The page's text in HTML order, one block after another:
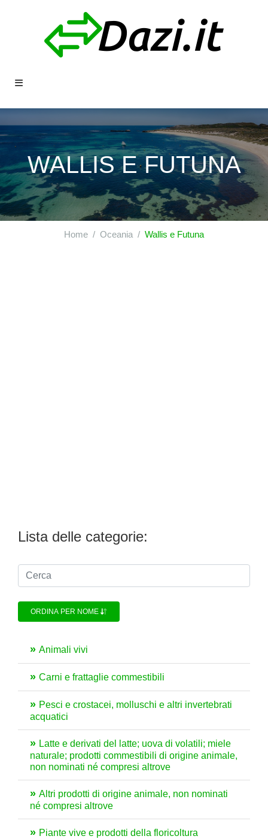
WALLIS E FUTUNA
Home Oceania Wallis e Futuna
Lista delle categorie:
ORDINA PER NOME
Animali vivi
Carni e frattaglie commestibili
Pesci e crostacei, molluschi e altri invertebrati
acquatici
Latte e derivati del latte; uova di volatili; miele
naturale; prodotti commestibili di origine animale,
non nominati né compresi altrove
Altri prodotti di origine animale, non nominati
né compresi altrove
Piante vive e prodotti della floricoltura